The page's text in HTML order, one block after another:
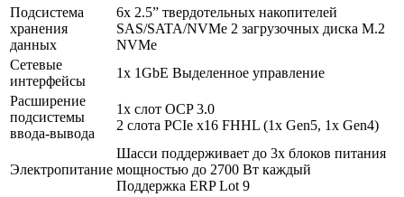
Подсистема
хранения
данных
6x 2.5” твердотельных накопителей
SAS/SATA/NVMe 2 загрузочных диска M.2
NVMe
Сетевые
интерфейсы
1x 1GbE Выделенное управление
Расширение
подсистемы
ввода-вывода
1x слот OCP 3.0
2 слота PCIe x16 FHHL (1х Gen5, 1х Gen4)
Электропитание
Шасси поддерживает до 3x блоков питания
мощностью до 2700 Вт каждый
Поддержка ERP Lot 9